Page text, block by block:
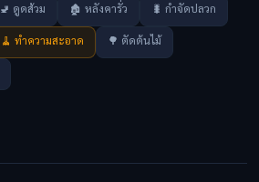
🚽 ดูดส้วม 🏚️ หลังคารั่ว 🐛 กำจัดปลวก
🧹 ทำความสะอาด 🌳 ตัดต้นไม้